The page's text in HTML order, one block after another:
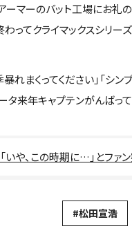
マーのバット工場にお礼
わってクライマックスシリ
れまくってください」「シ
タ来年キャプテンがんばっ
「いや、この時期に…」とフ
#松田宣浩